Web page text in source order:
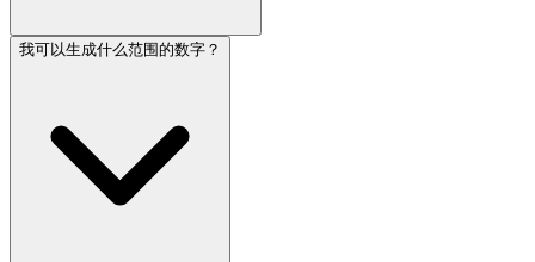
我可以生成什么范围的数字？